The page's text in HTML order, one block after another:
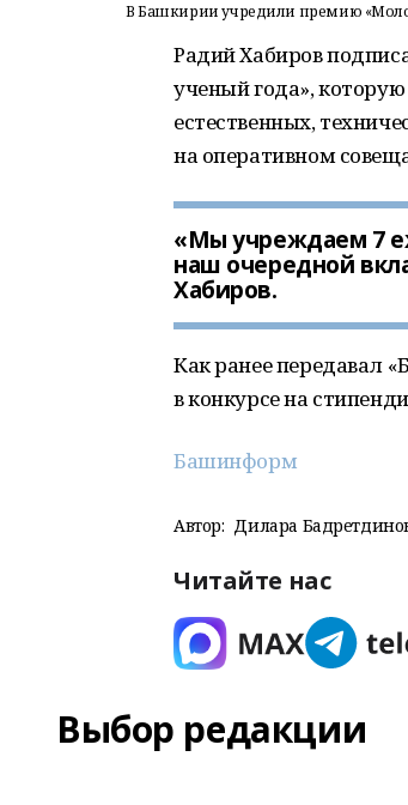
В Башкирии учредили премию
Радий Хабиров
ученый года»,
естественных,
на оперативном
«Мы учреждаем 7
наш очередной
Хабиров.
Как ранее передавал
в конкурсе на
Башинформ
Автор: Дилара
Читайте нас
Выбор редакции